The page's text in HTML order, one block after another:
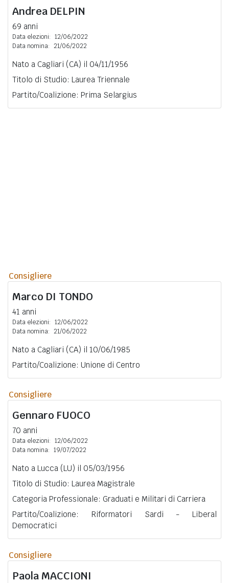
Andrea DELPIN
69 anni
Data elezioni: 12/06/2022
Data nomina: 21/06/2022
Nato a Cagliari (CA) il 04/11/1956
Titolo di Studio: Laurea Triennale
Partito/Coalizione: Prima Selargius
Consigliere
Marco DI TONDO
41 anni
Data elezioni: 12/06/2022
Data nomina: 21/06/2022
Nato a Cagliari (CA) il 10/06/1985
Partito/Coalizione: Unione di Centro
Consigliere
Gennaro FUOCO
70 anni
Data elezioni: 12/06/2022
Data nomina: 19/07/2022
Nato a Lucca (LU) il 05/03/1956
Titolo di Studio: Laurea Magistrale
Categoria Professionale: Graduati e Militari di Carriera
Partito/Coalizione: Riformatori Sardi - Liberal
Democratici
Consigliere
Paola MACCIONI